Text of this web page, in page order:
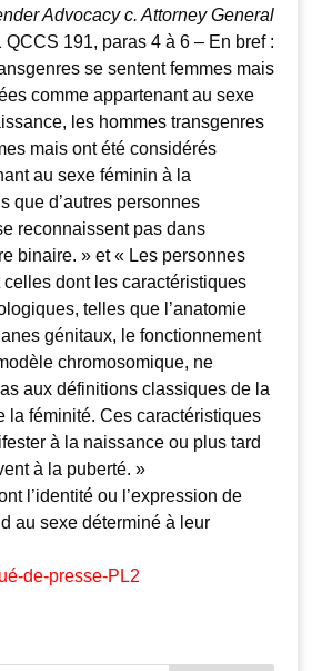
Advocacy c. Attorney General
QCCS 191, paras 4 à 6 – En bref :
se sentent femmes mais
comme appartenant au sexe
les hommes transgenres
mais ont été considérés
au sexe féminin à la
que d’autres personnes
reconnaissent pas dans
binaire. » et « Les personnes
celles dont les caractéristiques
telles que l’anatomie
génitaux, le fonctionnement
chromosomique, ne
aux définitions classiques de la
la féminité. Ces caractéristiques
à la naissance ou plus tard
à la puberté. »
l’identité ou l’expression de
au sexe déterminé à leur
de-presse-PL2